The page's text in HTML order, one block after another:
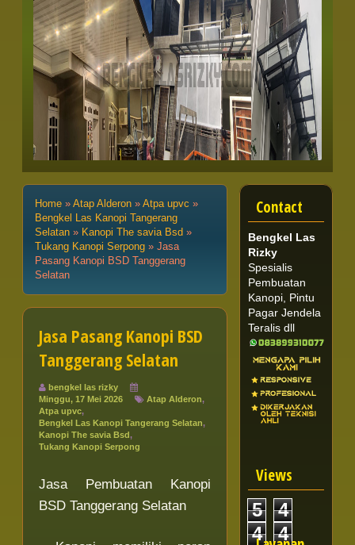
Home » Atap Alderon » Atpa upvc »
Bengkel Las Kanopi Tangerang
Selatan » Kanopi The savia Bsd »
Tukang Kanopi Serpong » Jasa
Pasang Kanopi BSD Tanggerang
Selatan
Jasa Pasang Kanopi BSD
Tanggerang Selatan
bengkel las rizky
Minggu, 17 Mei 2026
Atap Alderon,
Atpa upvc,
Bengkel Las Kanopi Tangerang Selatan,
Kanopi The savia Bsd,
Tukang Kanopi Serpong
Jasa Pembuatan Kanopi
BSD Tanggerang Selatan
Contact
Bengkel Las
Rizky
Spesialis
Pembuatan
Kanopi, Pintu
Pagar Jendela
Teralis dll
Views
5
4
4
4